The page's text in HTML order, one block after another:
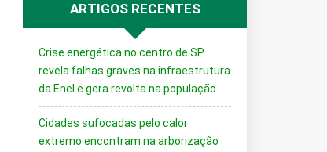
ARTIGOS RECENTES
Crise energética no centro de SP
revela falhas graves na infraestrutura
da Enel e gera revolta na população
Cidades sufocadas pelo calor
extremo encontram na arborização